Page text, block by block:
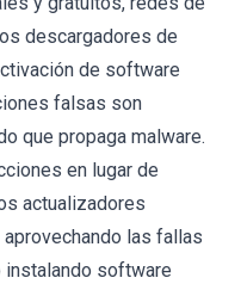
descargadores de
de software
falsas son
que propaga malware.
en lugar de
actualizadores
las fallas
software